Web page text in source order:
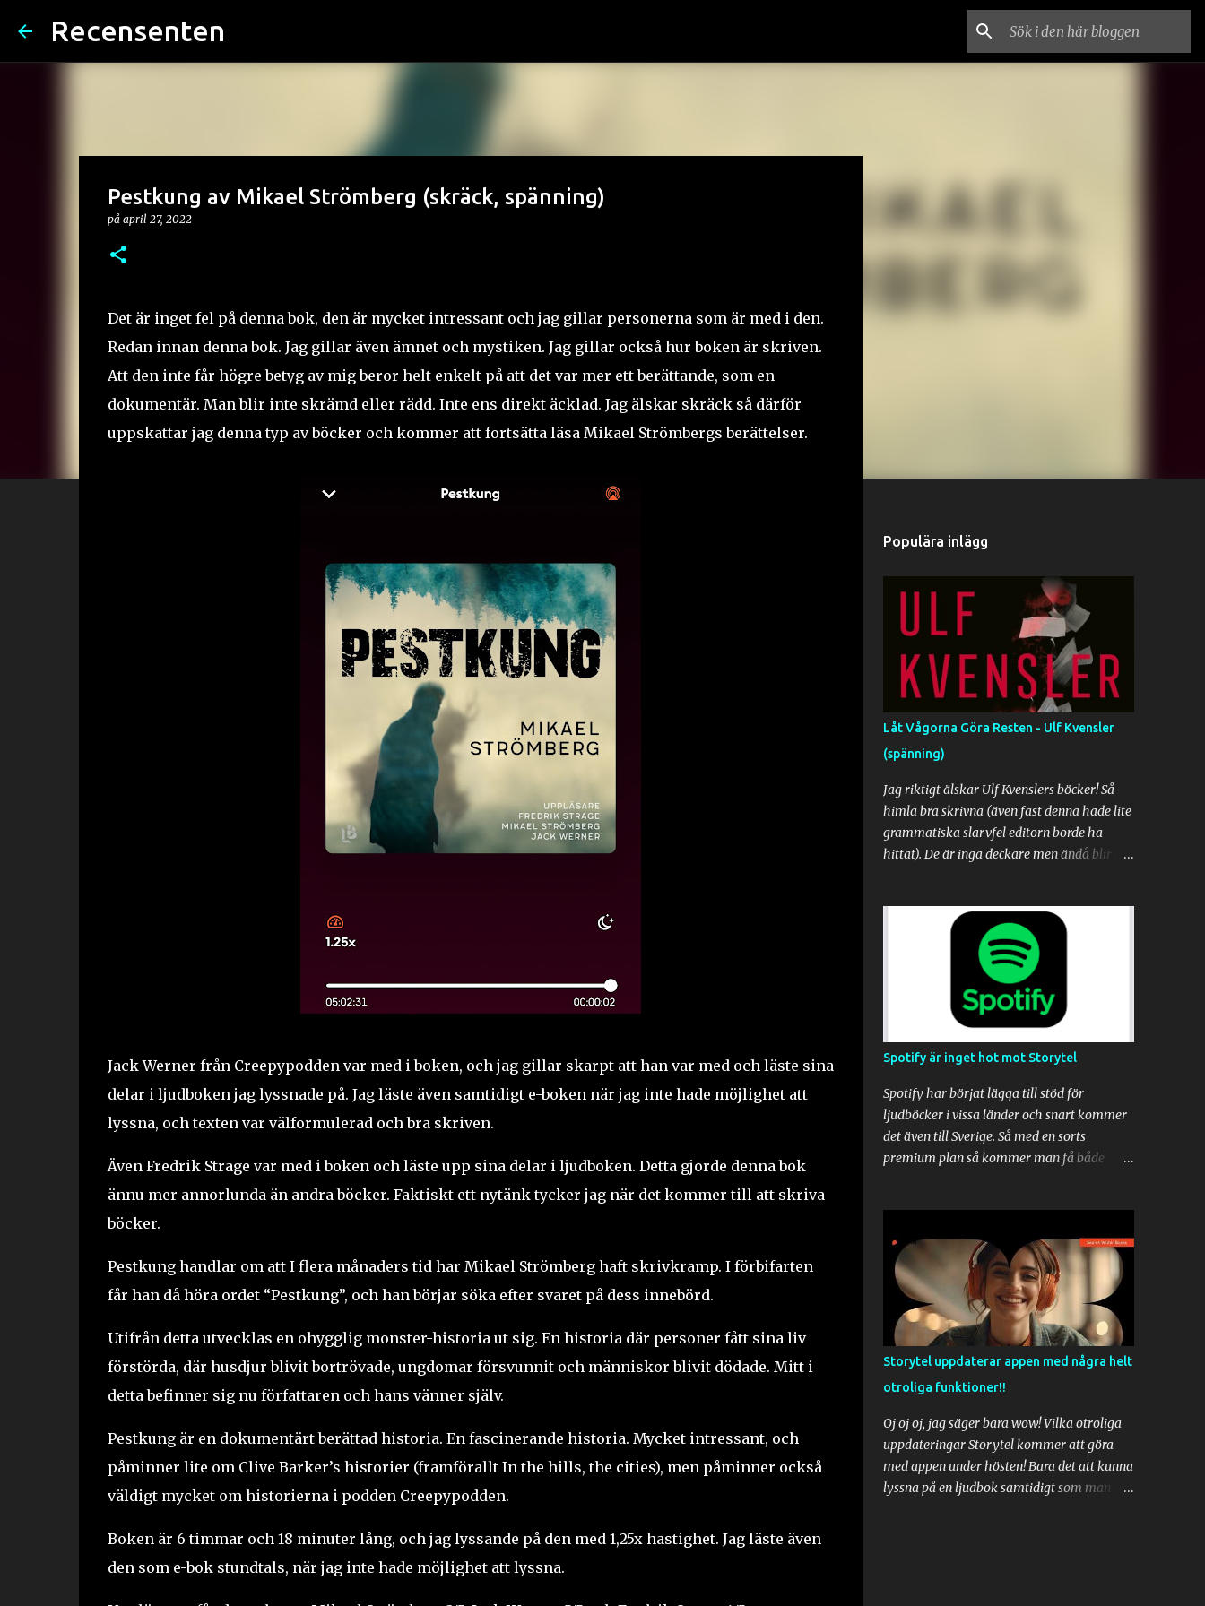
Recensenten
Pestkung av Mikael Strömberg (skräck, spänning)
på april 27, 2022
Det är inget fel på denna bok, den är mycket intressant och jag gillar personerna som är med i den.
Redan innan denna bok. Jag gillar även ämnet och mystiken. Jag gillar också hur boken är skriven.
Att den inte får högre betyg av mig beror helt enkelt på att det var mer ett berättande, som en
dokumentär. Man blir inte skrämd eller rädd. Inte ens direkt äcklad. Jag älskar skräck så därför
uppskattar jag denna typ av böcker och kommer att fortsätta läsa Mikael Strömbergs berättelser.
Jack Werner från Creepypodden var med i boken, och jag gillar skarpt att han var med och läste sina
delar i ljudboken jag lyssnade på. Jag läste även samtidigt e-boken när jag inte hade möjlighet att
lyssna, och texten var välformulerad och bra skriven.
Även Fredrik Strage var med i boken och läste upp sina delar i ljudboken. Detta gjorde denna bok
ännu mer annorlunda än andra böcker. Faktiskt ett nytänk tycker jag när det kommer till att skriva
böcker.
Pestkung handlar om att I flera månaders tid har Mikael Strömberg haft skrivkramp. I förbifarten
får han då höra ordet “Pestkung”, och han börjar söka efter svaret på dess innebörd.
Utifrån detta utvecklas en ohygglig monster-historia ut sig. En historia där personer fått sina liv
förstörda, där husdjur blivit bortrövade, ungdomar försvunnit och människor blivit dödade. Mitt i
detta befinner sig nu författaren och hans vänner själv.
Pestkung är en dokumentärt berättad historia. En fascinerande historia. Mycket intressant, och
påminner lite om Clive Barker’s historier (framförallt In the hills, the cities), men påminner också
väldigt mycket om historierna i podden Creepypodden.
Boken är 6 timmar och 18 minuter lång, och jag lyssande på den med 1,25x hastighet. Jag läste även
den som e-bok stundtals, när jag inte hade möjlighet att lyssna.
Populära inlägg
Låt Vågorna Göra Resten - Ulf Kvensler
(spänning)
Jag riktigt älskar Ulf Kvenslers böcker! Så
himla bra skrivna (även fast denna hade lite
grammatiska slarvfel editorn borde ha
hittat). De är inga deckare men ändå blir de
Låt vågorna göra resten var tyvärr en
besvikelse dock. Känns som den avslutades
alldeles för snabbt. Jag har läst alla tre
böckerna av Ulf Kvensler nu, och de hör alla
tre till de bästa böcker jag läst. Låt vågorna
göra resten var lite extra kul för oss
boknördar eftersom den handlade om
författare och bokutgivning i grunden.
Denna bok rekommenderas varmt. Läs den.
Jag ger Låt vågorna göra resten av Ulf
Kvensler 5/5 i betyg.
Spotify är inget hot mot Storytel
Spotify har börjat lägga till stöd för
ljudböcker i vissa länder och snart kommer
det även till Sverige. Så med en sorts
premium plan så kommer man få både
Bokkbeat, Nextory och Bokus Play, men vad
Spotify inte kommer att ha är e-böcker.
Bara en sådan sak innebär att Spotify
kommer aldrig bli ett hot mot Storytel.
Storytel har runt 1 miljon böcker i sin tjänst
och övervägande av dessa är titlar som har
både ljudbok och ebok som man lätt kan
switcha emellan. Fortfarande helt i sync. Det
fungerar ungefär som Amazon
Whispersync. Så man kan läsa boken
hemma på en e-bokläsare och när man
sedan åker bil till jobbet så kan man switcha
Storytel uppdaterar appen med några helt
otroliga funktioner!!
Oj oj oj, jag säger bara wow! Vilka otroliga
uppdateringar Storytel kommer att göra
med appen under hösten! Bara det att kunna
lyssna på en ljudbok samtidigt som man